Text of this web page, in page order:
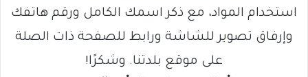
استخدام المواد، مع ذكر اسمك الكامل ورقم هاتفك
وإرفاق تصوير للشاشة ورابط للصفحة ذات الصلة
على موقع بلدتنا. وشكرًا!